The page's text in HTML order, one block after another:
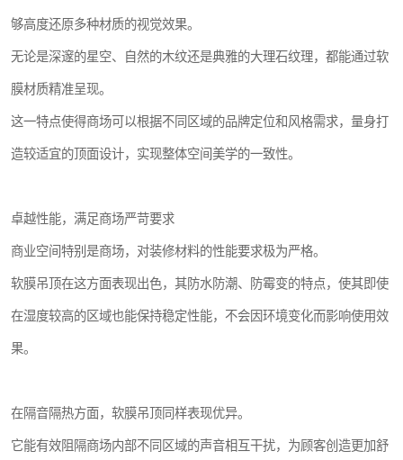
够高度还原多种材质的视觉效果。
无论是深邃的星空、自然的木纹还是典雅的大理石纹理，都能通过软
膜材质精准呈现。
这一特点使得商场可以根据不同区域的品牌定位和风格需求，量身打
造较适宜的顶面设计，实现整体空间美学的一致性。
卓越性能，满足商场严苛要求
商业空间特别是商场，对装修材料的性能要求极为严格。
软膜吊顶在这方面表现出色，其防水防潮、防霉变的特点，使其即使
在湿度较高的区域也能保持稳定性能，不会因环境变化而影响使用效
果。
在隔音隔热方面，软膜吊顶同样表现优异。
它能有效阻隔商场内部不同区域的声音相互干扰，为顾客创造更加舒